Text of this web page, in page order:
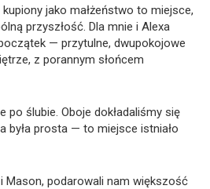
jako małżeństwo to miejsce,
przyszłość. Dla mnie i Alexa
— przytulne, dwupokojowe
z porannym słońcem
po ślubie. Oboje dokładaliśmy się
była prosta — to miejsce istniało
Mason, podarowali nam większość